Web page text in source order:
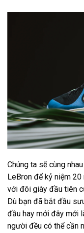
Chúng ta sẽ cùng
LeBron để kỷ niệm
với đôi giày đầu tiên
Dù bạn đã bắt đầu
đầu hay mới đây mới
người đều có thể cần